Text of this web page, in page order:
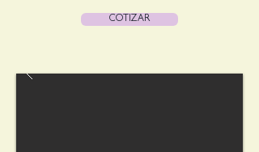
COTIZAR